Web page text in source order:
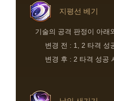
지평선 베기
기술의 공격 판정이 아래
변경 전 : 1, 2 타격 성
변경 후 : 2 타격 성공